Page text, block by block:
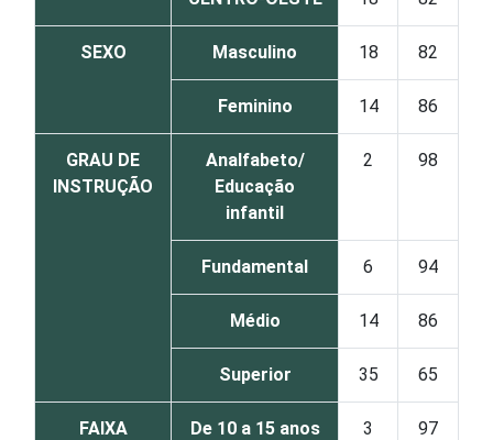
SEXO Masculino 18 82
Feminino 14 86
GRAU DE
INSTRUÇÃO
Analfabeto/
Educação
infantil
2 98
Fundamental 6 94
Médio 14 86
Superior 35 65
FAIXA
De 10 a 15 anos 3 97